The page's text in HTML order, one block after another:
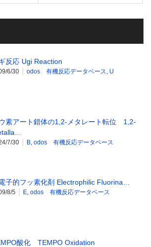
反応 Ugi Reaction
6/30 odos 有機反応データベース, U
素アート錯体の1,2-メタレート転位 1,2-
7/30 B, odos 有機反応データベース
子的フッ素化剤 Electrophilic Fluorina…
8/5 E, odos 有機反応データベース
酸化 TEMPO Oxidation